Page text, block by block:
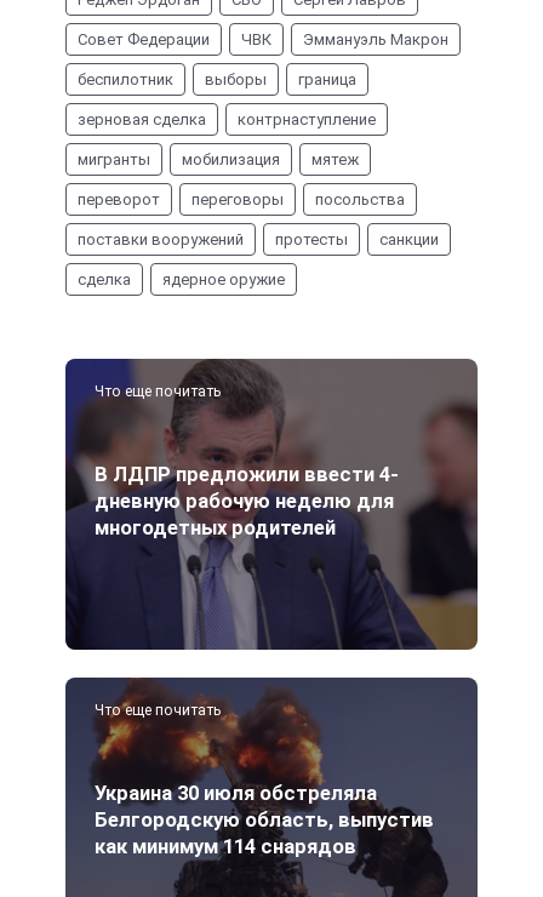
Совет Федерации ЧВК Эммануэль Макрон
беспилотник выборы граница
зерновая сделка контрнаступление
мигранты мобилизация мятеж
переворот переговоры посольства
поставки вооружений протесты санкции
сделка ядерное оружие
Что еще почитать
В ЛДПР предложили ввести 4-
дневную рабочую неделю для
многодетных родителей
Что еще почитать
Украина 30 июля обстреляла
Белгородскую область, выпустив
как минимум 114 снарядов